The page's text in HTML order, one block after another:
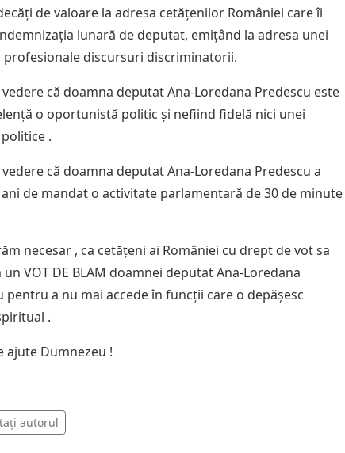
de valoare la adresa cetățenilor României care îi
lunară de deputat, emițând la adresa unei
profesionale discursuri discriminatorii.
că doamna deputat Ana-Loredana Predescu este
o oportunistă politic și nefiind fidelă nici unei
.
că doamna deputat Ana-Loredana Predescu a
de mandat o activitate parlamentară de 30 de minute
necesar , ca cetățeni ai României cu drept de vot sa
VOT DE BLAM doamnei deputat Ana-Loredana
pentru a nu mai accede în funcții care o depășesc
.
ajute Dumnezeu !
autorul